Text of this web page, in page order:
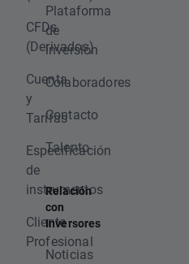
CFDs
(Derivados)
Cuenta
y
Tarifas
Especificación
de
instrumentos
Cliente
Profesional
Plataforma
de
inversión
Colaboradores
Contacto
Talento
Relación
con
Inversores
Noticias